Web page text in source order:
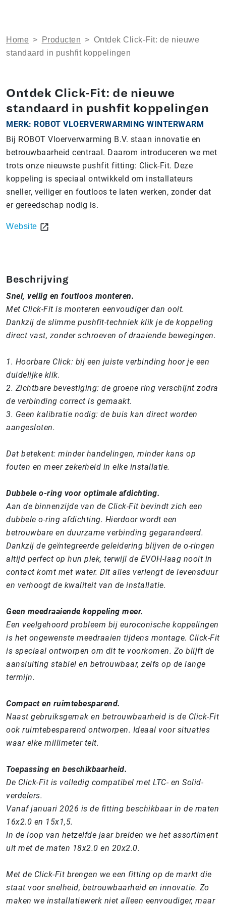
Home > Producten > Ontdek Click-Fit: de nieuwe
standaard in pushfit koppelingen
Ontdek Click-Fit: de nieuwe
standaard in pushfit koppelingen
MERK: ROBOT VLOERVERWARMING WINTERWARM
Bij ROBOT Vloerverwarming B.V. staan innovatie en
betrouwbaarheid centraal. Daarom introduceren we met
trots onze nieuwste pushfit fitting: Click-Fit. Deze
koppeling is speciaal ontwikkeld om installateurs
sneller, veiliger en foutloos te laten werken, zonder dat
er gereedschap nodig is.
Website
Beschrijving
Snel, veilig en foutloos monteren.
Met Click-Fit is monteren eenvoudiger dan ooit.
Dankzij de slimme pushfit-techniek klik je de koppeling
direct vast, zonder schroeven of draaiende bewegingen.
1. Hoorbare Click: bij een juiste verbinding hoor je een
duidelijke klik.
2. Zichtbare bevestiging: de groene ring verschijnt zodra
de verbinding correct is gemaakt.
3. Geen kalibratie nodig: de buis kan direct worden
aangesloten.
Dat betekent: minder handelingen, minder kans op
fouten en meer zekerheid in elke installatie.
Dubbele o-ring voor optimale afdichting.
Aan de binnenzijde van de Click-Fit bevindt zich een
dubbele o-ring afdichting. Hierdoor wordt een
betrouwbare en duurzame verbinding gegarandeerd.
Dankzij de geïntegreerde geleidering blijven de o-ringen
altijd perfect op hun plek, terwijl de EVOH-laag nooit in
contact komt met water. Dit alles verlengt de levensduur
en verhoogt de kwaliteit van de installatie.
Geen meedraaiende koppeling meer.
Een veelgehoord probleem bij euroconische koppelingen
is het ongewenste meedraaien tijdens montage. Click-Fit
is speciaal ontworpen om dit te voorkomen. Zo blijft de
aansluiting stabiel en betrouwbaar, zelfs op de lange
termijn.
Compact en ruimtebesparend.
Naast gebruiksgemak en betrouwbaarheid is de Click-Fit
ook ruimtebesparend ontworpen. Ideaal voor situaties
waar elke millimeter telt.
Toepassing en beschikbaarheid.
De Click-Fit is volledig compatibel met LTC- en Solid-
verdelers.
Vanaf januari 2026 is de fitting beschikbaar in de maten
16x2.0 en 15x1,5.
In de loop van hetzelfde jaar breiden we het assortiment
uit met de maten 18x2.0 en 20x2.0.
Met de Click-Fit brengen we een fitting op de markt die
staat voor snelheid, betrouwbaarheid en innovatie. Zo
maken we installatiewerk niet alleen eenvoudiger, maar